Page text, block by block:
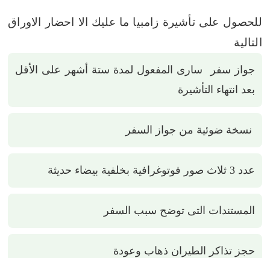
للحصول على تأشيرة زامبيا ما عليك الا احضار الاوراق
التالية
جواز سفر سارى المفعول لمدة ستة أشهر على الأقل
بعد انتهاء التأشيرة
نسخة ضوئية من جواز السفر
عدد 3 ثلاث صور فوتوغرافية بخلفية بيضاء حديثة
المستندات التى توضح سبب السفر
حجز تذاكر الطيران ذهاب وعودة